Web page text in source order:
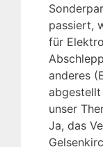
passiert,
für
anderes
unser
Ja, das